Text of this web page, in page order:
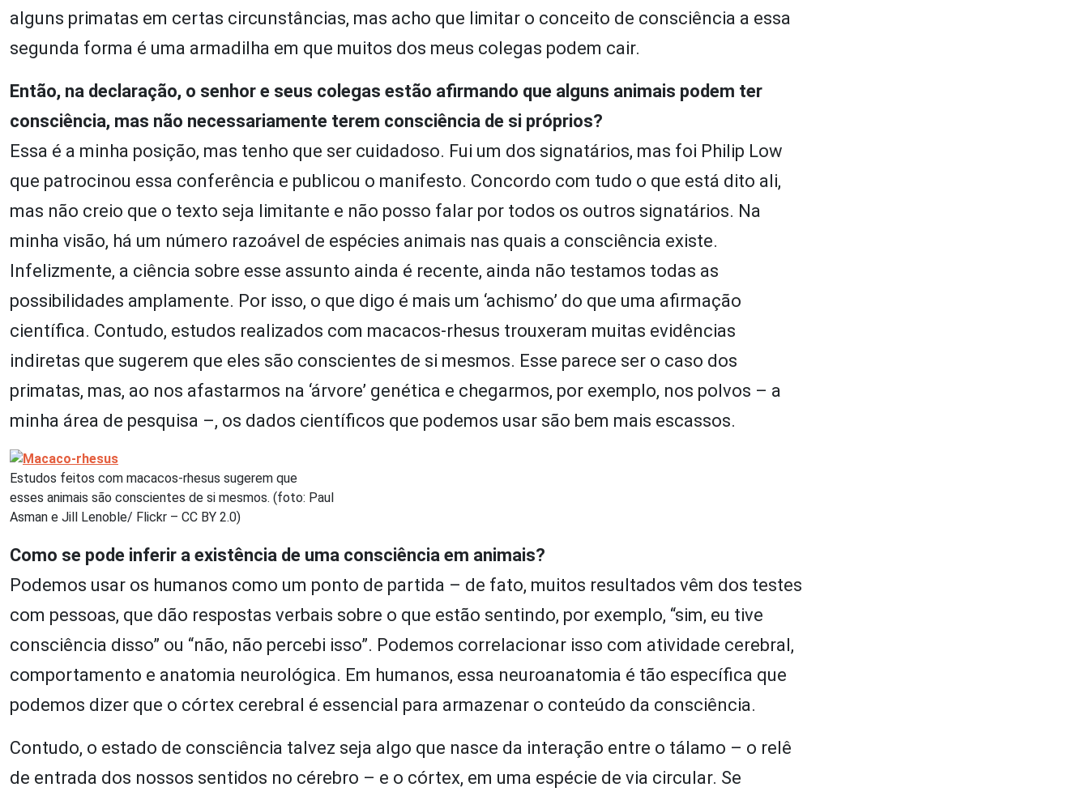
alguns primatas em certas circunstâncias, mas acho que limitar o conceito de consciência a essa
segunda forma é uma armadilha em que muitos dos meus colegas podem cair.
Então, na declaração, o senhor e seus colegas estão afirmando que alguns animais podem ter
consciência, mas não necessariamente terem consciência de si próprios?
Essa é a minha posição, mas tenho que ser cuidadoso. Fui um dos signatários, mas foi Philip Low
que patrocinou essa conferência e publicou o manifesto. Concordo com tudo o que está dito ali,
mas não creio que o texto seja limitante e não posso falar por todos os outros signatários. Na
minha visão, há um número razoável de espécies animais nas quais a consciência existe.
Infelizmente, a ciência sobre esse assunto ainda é recente, ainda não testamos todas as
possibilidades amplamente. Por isso, o que digo é mais um ‘achismo’ do que uma afirmação
científica. Contudo, estudos realizados com macacos-rhesus trouxeram muitas evidências
indiretas que sugerem que eles são conscientes de si mesmos. Esse parece ser o caso dos
primatas, mas, ao nos afastarmos na ‘árvore’ genética e chegarmos, por exemplo, nos polvos – a
minha área de pesquisa –, os dados científicos que podemos usar são bem mais escassos.
Estudos feitos com macacos-rhesus sugerem que
esses animais são conscientes de si mesmos. (foto: Paul
Asman e Jill Lenoble/ Flickr – CC BY 2.0)
Como se pode inferir a existência de uma consciência em animais?
Podemos usar os humanos como um ponto de partida – de fato, muitos resultados vêm dos testes
com pessoas, que dão respostas verbais sobre o que estão sentindo, por exemplo, “sim, eu tive
consciência disso” ou “não, não percebi isso”. Podemos correlacionar isso com atividade cerebral,
comportamento e anatomia neurológica. Em humanos, essa neuroanatomia é tão específica que
podemos dizer que o córtex cerebral é essencial para armazenar o conteúdo da consciência.
Contudo, o estado de consciência talvez seja algo que nasce da interação entre o tálamo – o relê
de entrada dos nossos sentidos no cérebro – e o córtex, em uma espécie de via circular. Se